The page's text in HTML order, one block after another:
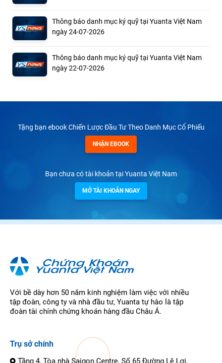
Thông báo danh mục ký quỹ tại Yuanta Việt Nam
ngày 24-07-2026
Thông báo danh mục ký quỹ tại Yuanta Việt Nam
ngày 22-07-2026
Tặng bạn ebook Chiến Lược Đầu Tư Theo Danh Mục Cổ Phiếu
NHẬN EBOOK
Bạn chưa có tài khoản tại Yuanta Việt Nam
MỞ TÀI KHOẢN NGAY
Với bề dày hơn 50 năm kinh nghiệm làm việc với nhiều
tập đoàn, công ty và nhà đầu tư, Yuanta tự hào là tập
đoàn tài chính chứng khoán hàng đầu Châu Á.
Trụ sở chính
Tầng 4, Tòa nhà Saigon Centre, Số 65 Đường Lê Lợi,